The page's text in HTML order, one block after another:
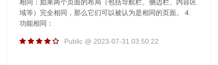
相同：如果两个页面的布局（包括导航栏、侧边栏、内容区
域等）完全相同，那么它们可以被认为是相同的页面。 4.
功能相同：
Public @ 2023-07-31 03:50:22